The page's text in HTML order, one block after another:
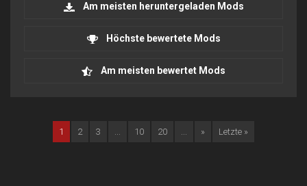
Am meisten heruntergeladen Mods
Höchste bewertete Mods
Am meisten bewertet Mods
1 2 3 ... 10 20 ... » Letzte »